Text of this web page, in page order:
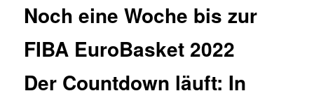
Noch eine Woche bis zur
FIBA EuroBasket 2022
Der Countdown läuft: In